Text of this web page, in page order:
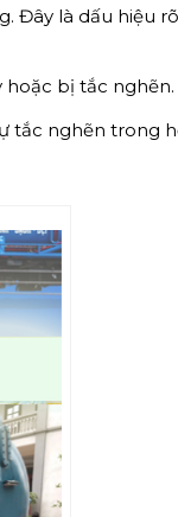
Đây là dấu hiệu
bị tắc nghẽn.
tắc nghẽn trong